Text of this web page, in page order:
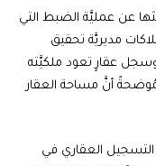
عن عمليَّة الضبط التي
مديريَّة تحقيق
عقارٍ تعود ملكيَّته
مُوضحةً أنَّ مساحة العقار
التسجيل العقاري في